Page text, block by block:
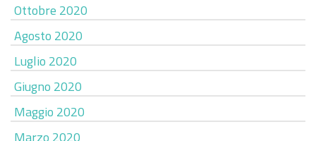
Ottobre 2020
Agosto 2020
Luglio 2020
Giugno 2020
Maggio 2020
Marzo 2020